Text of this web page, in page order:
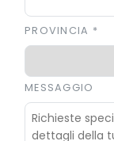
PROVINCIA *
MESSAGGIO